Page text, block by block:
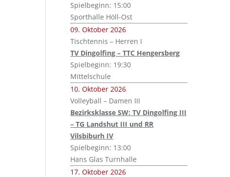
Spielbeginn: 15:00
Sporthalle Höll-Ost
09. Oktober 2026
Tischtennis – Herren I
TV Dingolfing – TTC Hengersberg
Spielbeginn: 19:30
Mittelschule
10. Oktober 2026
Volleyball – Damen III
Bezirksklasse SW: TV Dingolfing III
– TG Landshut III und RR
Vilsbiburh IV
Spielbeginn: 13:00
Hans Glas Turnhalle
17. Oktober 2026